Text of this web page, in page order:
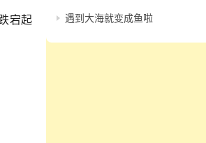
宕起 遇到大海就变成鱼啦